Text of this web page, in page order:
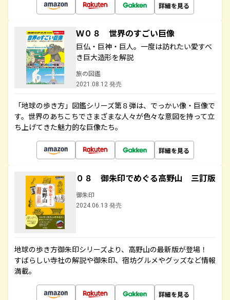
詳細を見る
Ｗ０８ 世界のすごい巨像
巨仏・巨神・巨人。一度は訪れたい愛すべ
き巨大造形を解説
旅の図鑑
2021.08.12 発売
「地球の歩き方」図鑑シリーズ第８弾は、でっかい像・巨像で
す。世界のあちこちでさまざまな人々が色々な意図を持って立
ち上げてきた魅力的な巨像たち。
詳細を見る
０８ 御朱印でめぐる高野山 三訂版
御朱印
2024.06.13 発売
地球の歩き方御朱印シリーズより、高野山の最新版が登場！
すばらしい寺社の解説や御朱印、宿坊グルメやグッズなど情報
満載。
詳細を見る